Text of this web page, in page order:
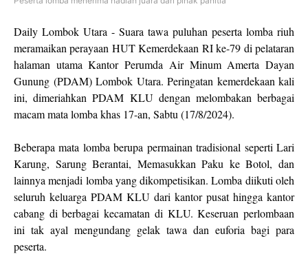
Daily Lombok Utara - Suara tawa puluhan peserta lomba riuh
meramaikan perayaan HUT Kemerdekaan RI ke-79 di pelataran
halaman utama Kantor Perumda Air Minum Amerta Dayan
Gunung (PDAM) Lombok Utara. Peringatan kemerdekaan kali
ini, dimeriahkan PDAM KLU dengan melombakan berbagai
macam mata lomba khas 17-an, Sabtu (17/8/2024).
Beberapa mata lomba berupa permainan tradisional seperti Lari
Karung, Sarung Berantai, Memasukkan Paku ke Botol, dan
lainnya menjadi lomba yang dikompetisikan. Lomba diikuti oleh
seluruh keluarga PDAM KLU dari kantor pusat hingga kantor
cabang di berbagai kecamatan di KLU. Keseruan perlombaan
ini tak ayal mengundang gelak tawa dan euforia bagi para
peserta.